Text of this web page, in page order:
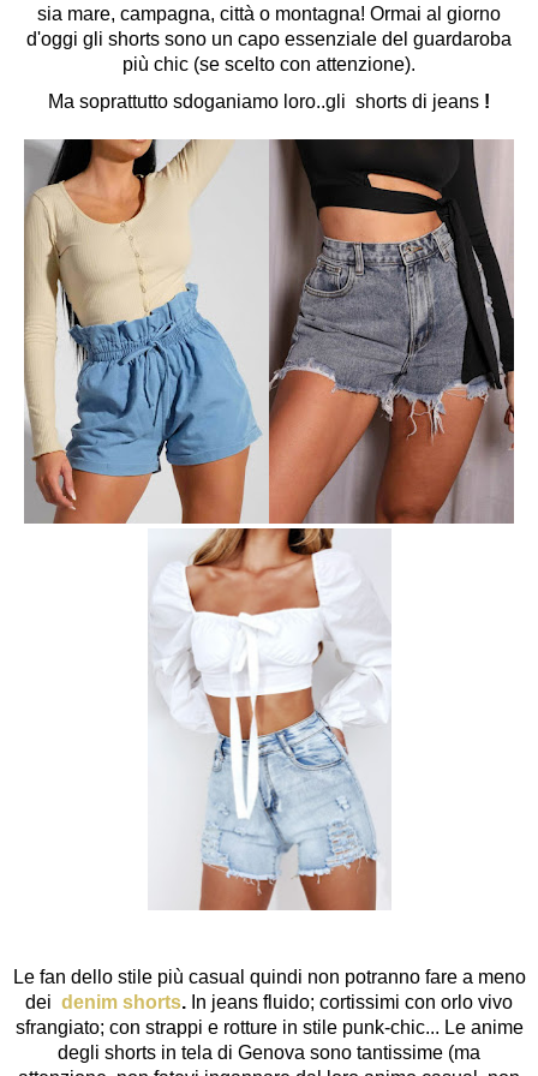
sia mare, campagna, città o montagna! Ormai al giorno
d'oggi gli shorts sono un capo essenziale del guardaroba
più chic (se scelto con attenzione).
Ma soprattutto sdoganiamo loro..gli shorts di jeans !
Le fan dello stile più casual quindi non potranno fare a meno
dei denim shorts. In jeans fluido; cortissimi con orlo vivo
sfrangiato; con strappi e rotture in stile punk-chic... Le anime
degli shorts in tela di Genova sono tantissime (ma